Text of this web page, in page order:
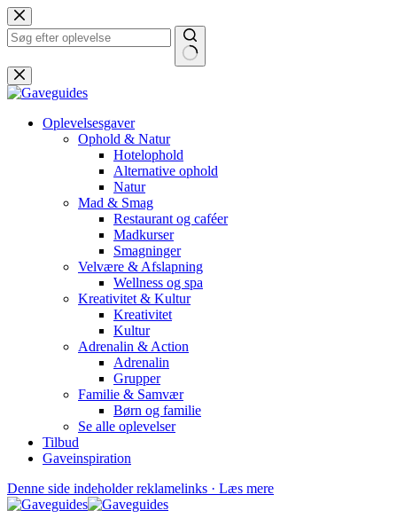
Fortsæt
til
indhold
Ingen
resultater
Oplevelsesgaver
Ophold & Natur
Hotelophold
Alternative ophold
Natur
Mad & Smag
Restaurant og caféer
Madkurser
Smagninger
Velvære & Afslapning
Wellness og spa
Kreativitet & Kultur
Kreativitet
Kultur
Adrenalin & Action
Adrenalin
Grupper
Familie & Samvær
Børn og familie
Se alle oplevelser
Tilbud
Gaveinspiration
Denne side indeholder reklamelinks · Læs mere